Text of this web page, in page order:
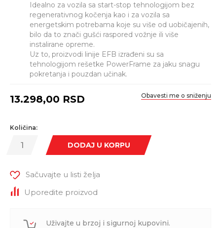
Idealno za vozila sa start-stop tehnologijom bez
regenerativnog kočenja kao i za vozila sa
energetskim potrebama koje su više od uobičajenih,
bilo da to znači gušći raspored vožnje ili više
instalirane opreme.
Uz to, proizvodi linije EFB izrađeni su sa
tehnologijom rešetke PowerFrame za jaku snagu
pokretanja i pouzdan učinak.
13.298,00 RSD Obavesti me o sniženju
Količina:
DODAJ U KORPU
Sačuvajte u listi želja
Uporedite proizvod
Uživajte u brzoj i sigurnoj kupovini.